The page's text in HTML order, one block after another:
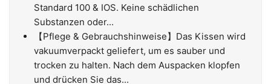
Standard 100 & IOS. Keine schädlichen
Substanzen oder...
【Pflege & Gebrauchshinweise】Das Kissen wird
vakuumverpackt geliefert, um es sauber und
trocken zu halten. Nach dem Auspacken klopfen
und drücken Sie das...